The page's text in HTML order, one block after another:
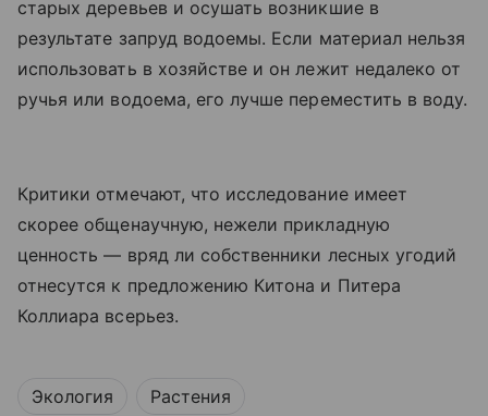
старых деревьев и осушать возникшие в
результате запруд водоемы. Если материал нельзя
использовать в хозяйстве и он лежит недалеко от
ручья или водоема, его лучше переместить в воду.
Критики отмечают, что исследование имеет
скорее общенаучную, нежели прикладную
ценность — вряд ли собственники лесных угодий
отнесутся к предложению Китона и Питера
Коллиара всерьез.
Экология Растения